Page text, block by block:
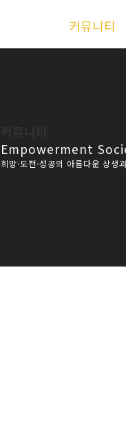
커뮤니티
Empowerment
희망·도전·성공의 아름다운 상생